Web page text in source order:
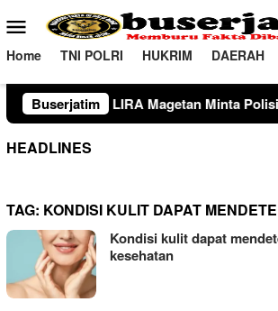
ke
konten
Menu
Mobile
Home TNI POLRI HUKRIM DAERAH
Buserjatim
Minta Polisi dan Dishub
HEADLINES
TAG: KONDISI KULIT DAPAT
Kondisi kulit dapat
kesehatan